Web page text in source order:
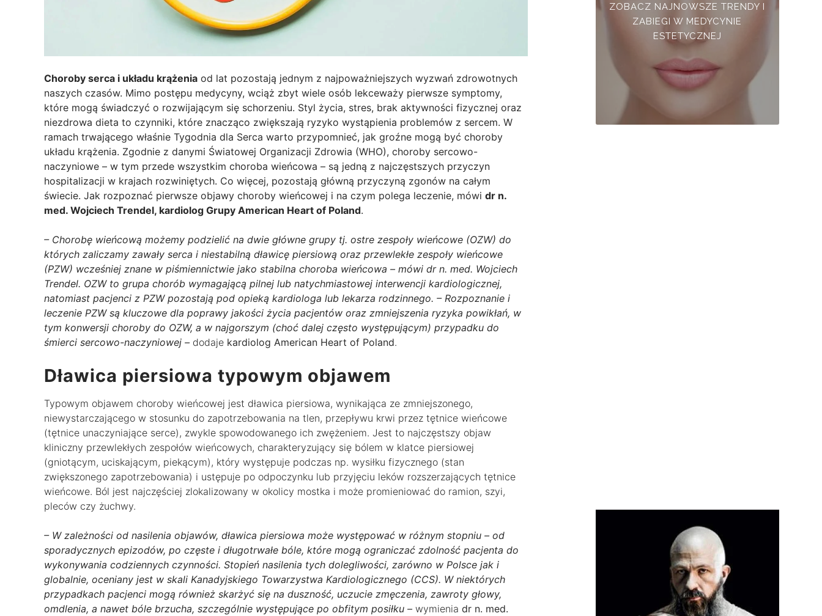
Choroby serca i układu krążenia od lat pozostają jednym z najpoważniejszych wyzwań zdrowotnych
naszych czasów. Mimo postępu medycyny, wciąż zbyt wiele osób lekceważy pierwsze symptomy,
które mogą świadczyć o rozwijającym się schorzeniu. Styl życia, stres, brak aktywności fizycznej oraz
niezdrowa dieta to czynniki, które znacząco zwiększają ryzyko wystąpienia problemów z sercem. W
ramach trwającego właśnie Tygodnia dla Serca warto przypomnieć, jak groźne mogą być choroby
układu krążenia. Zgodnie z danymi Światowej Organizacji Zdrowia (WHO), choroby sercowo-
naczyniowe – w tym przede wszystkim choroba wieńcowa – są jedną z najczęstszych przyczyn
hospitalizacji w krajach rozwiniętych. Co więcej, pozostają główną przyczyną zgonów na całym
świecie. Jak rozpoznać pierwsze objawy choroby wieńcowej i na czym polega leczenie, mówi dr n.
med. Wojciech Trendel, kardiolog Grupy American Heart of Poland.
– Chorobę wieńcową możemy podzielić na dwie główne grupy tj. ostre zespoły wieńcowe (OZW) do
których zaliczamy zawały serca i niestabilną dławicę piersiową oraz przewlekłe zespoły wieńcowe
(PZW) wcześniej znane w piśmiennictwie jako stabilna choroba wieńcowa – mówi dr n. med. Wojciech
Trendel. OZW to grupa chorób wymagającą pilnej lub natychmiastowej interwencji kardiologicznej,
natomiast pacjenci z PZW pozostają pod opieką kardiologa lub lekarza rodzinnego. – Rozpoznanie i
leczenie PZW są kluczowe dla poprawy jakości życia pacjentów oraz zmniejszenia ryzyka powikłań, w
tym konwersji choroby do OZW, a w najgorszym (choć dalej często występującym) przypadku do
śmierci sercowo-naczyniowej – dodaje kardiolog American Heart of Poland.
Dławica piersiowa typowym objawem
Typowym objawem choroby wieńcowej jest dławica piersiowa, wynikająca ze zmniejszonego,
niewystarczającego w stosunku do zapotrzebowania na tlen, przepływu krwi przez tętnice wieńcowe
(tętnice unaczyniające serce), zwykle spowodowanego ich zwężeniem. Jest to najczęstszy objaw
kliniczny przewlekłych zespołów wieńcowych, charakteryzujący się bólem w klatce piersiowej
(gniotącym, uciskającym, piekącym), który występuje podczas np. wysiłku fizycznego (stan
zwiększonego zapotrzebowania) i ustępuje po odpoczynku lub przyjęciu leków rozszerzających tętnice
wieńcowe. Ból jest najczęściej zlokalizowany w okolicy mostka i może promieniować do ramion, szyi,
pleców czy żuchwy.
– W zależności od nasilenia objawów, dławica piersiowa może występować w różnym stopniu – od
sporadycznych epizodów, po częste i długotrwałe bóle, które mogą ograniczać zdolność pacjenta do
wykonywania codziennych czynności. Stopień nasilenia tych dolegliwości, zarówno w Polsce jak i
globalnie, oceniany jest w skali Kanadyjskiego Towarzystwa Kardiologicznego (CCS). W niektórych
przypadkach pacjenci mogą również skarżyć się na duszność, uczucie zmęczenia, zawroty głowy,
omdlenia, a nawet bóle brzucha, szczególnie występujące po obfitym posiłku – wymienia dr n. med.
ZOBACZ NAJNOWSZE TRENDY I
ZABIEGI W MEDYCYNIE
ESTETYCZNEJ